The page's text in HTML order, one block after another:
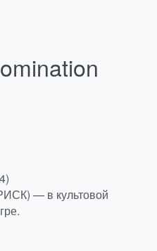
— в культовой